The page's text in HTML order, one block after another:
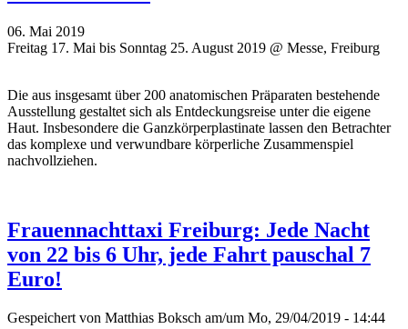
06. Mai 2019
Freitag 17. Mai bis Sonntag 25. August 2019 @ Messe, Freiburg
Die aus insgesamt über 200 anatomischen Präparaten bestehende
Ausstellung gestaltet sich als Entdeckungsreise unter die eigene
Haut. Insbesondere die Ganzkörperplastinate lassen den Betrachter
das komplexe und verwundbare körperliche Zusammenspiel
nachvollziehen.
Frauennachttaxi Freiburg: Jede Nacht
von 22 bis 6 Uhr, jede Fahrt pauschal 7
Euro!
Gespeichert von Matthias Boksch am/um Mo, 29/04/2019 - 14:44